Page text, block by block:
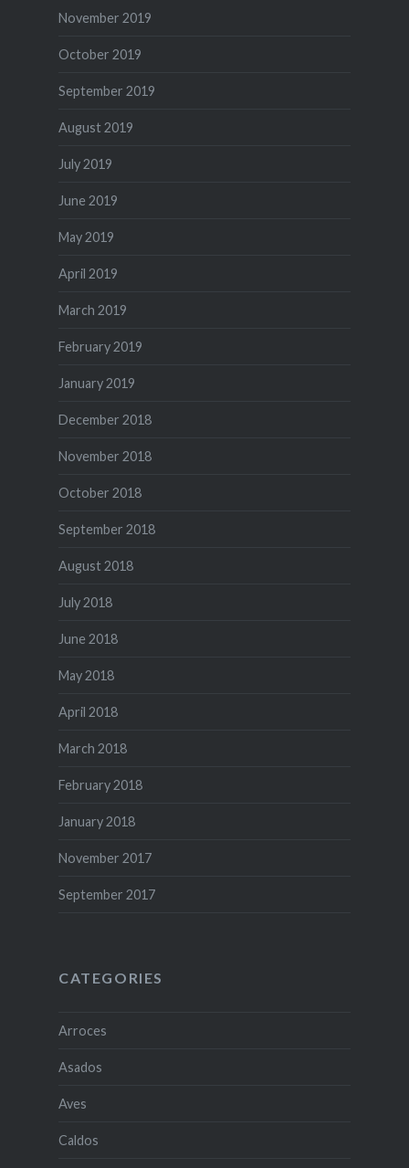
November 2019
October 2019
September 2019
August 2019
July 2019
June 2019
May 2019
April 2019
March 2019
February 2019
January 2019
December 2018
November 2018
October 2018
September 2018
August 2018
July 2018
June 2018
May 2018
April 2018
March 2018
February 2018
January 2018
November 2017
September 2017
CATEGORIES
Arroces
Asados
Aves
Caldos